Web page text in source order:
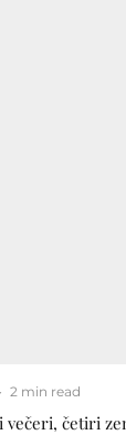
· 2 min read
večeri, četiri